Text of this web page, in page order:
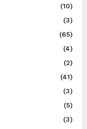
(10)
(3)
(65)
(4)
(2)
(41)
(3)
(5)
(3)